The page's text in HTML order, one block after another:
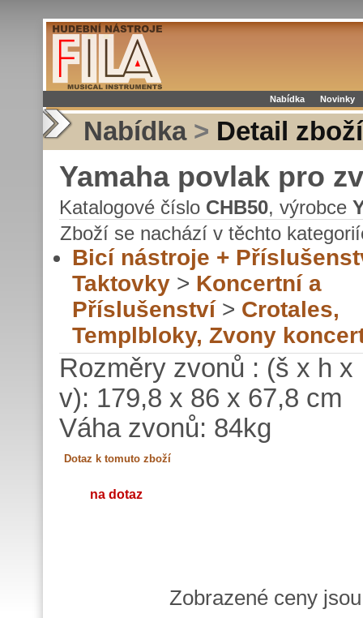
Nabídka Novinky
Nabídka > Detail zboží
Yamaha povlak pro
Katalogové číslo CHB50, výrobce
Zboží se nachází v těchto
Bicí nástroje +
Taktovky > Koncertní a
Příslušenství > Crotales,
Templbloky, Zvony
Rozměry zvonů : (š x h x
v): 179,8 x 86 x 67,8 cm
Váha zvonů: 84kg
na dotaz
Zobrazené ceny